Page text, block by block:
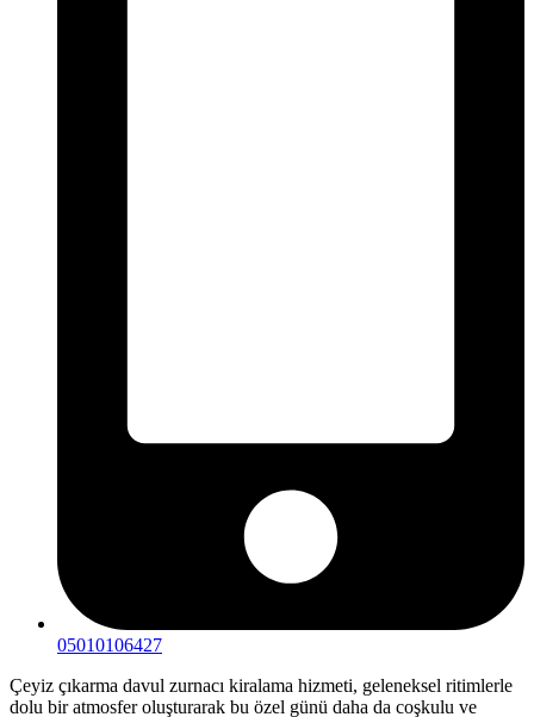
05010106427
Çeyiz çıkarma davul zurnacı kiralama hizmeti, geleneksel ritimlerle
dolu bir atmosfer oluşturarak bu özel günü daha da coşkulu ve